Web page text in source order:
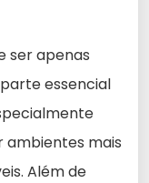
ser apenas
essencial
ambientes mais
Além de